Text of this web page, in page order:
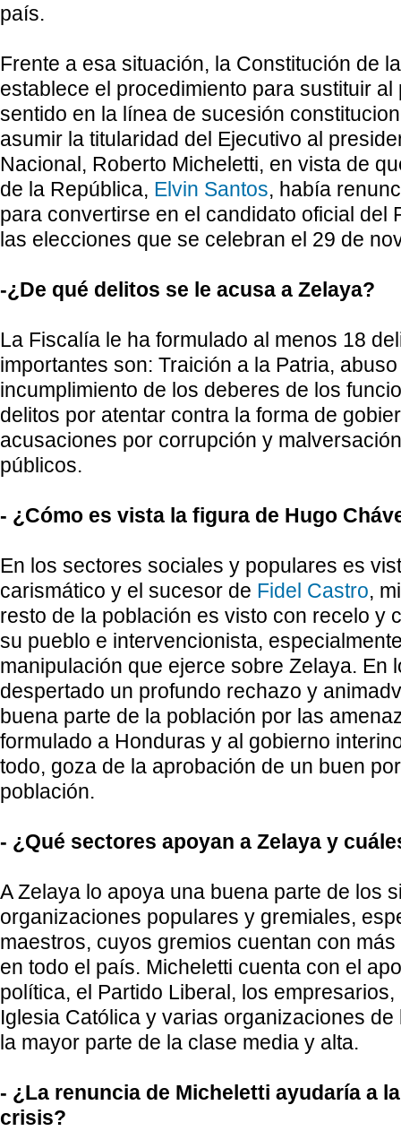
país.
Frente a esa situación, la Constitución de
establece el procedimiento para sustituir
sentido en la línea de sucesión
asumir la titularidad del Ejecutivo al
Nacional, Roberto Micheletti, en vista de
de la República, Elvin Santos, había
para convertirse en el candidato oficial del
las elecciones que se celebran el 29 de
-¿De qué delitos se le acusa a Zelaya?
La Fiscalía le ha formulado al menos 18
importantes son: Traición a la Patria,
incumplimiento de los deberes de los
delitos por atentar contra la forma de
acusaciones por corrupción y
públicos.
- ¿Cómo es vista la figura de Hugo
En los sectores sociales y populares es
carismático y el sucesor de Fidel Castro,
resto de la población es visto con recelo y
su pueblo e intervencionista,
manipulación que ejerce sobre Zelaya. En
despertado un profundo rechazo y
buena parte de la población por las
formulado a Honduras y al gobierno
todo, goza de la aprobación de un buen
población.
- ¿Qué sectores apoyan a Zelaya y
A Zelaya lo apoya una buena parte de los
organizaciones populares y gremiales,
maestros, cuyos gremios cuentan con
en todo el país. Micheletti cuenta con el
política, el Partido Liberal, los
Iglesia Católica y varias organizaciones
la mayor parte de la clase media y alta.
- ¿La renuncia de Micheletti ayudaría a
crisis?